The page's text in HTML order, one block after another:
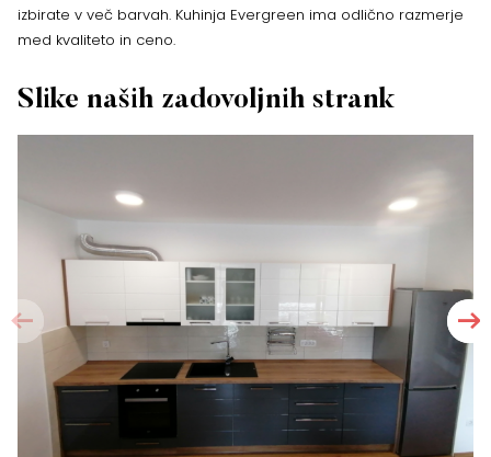
izbirate v več barvah. Kuhinja Evergreen ima odlično razmerje
med kvaliteto in ceno.
Slike naših zadovoljnih strank